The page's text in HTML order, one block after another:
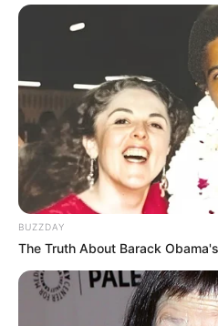
Tampil Lebih Modern,
Hasil Renovasi Rumah
90 Tahun
BUZZDAY
The Truth About Barack